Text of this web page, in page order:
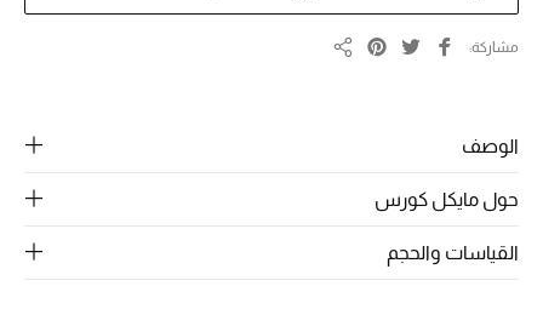
أحذية النسائية
الجمال
الأطفال
مشاركة
الوصف
حول مايكل كورس
القياسات والحجم